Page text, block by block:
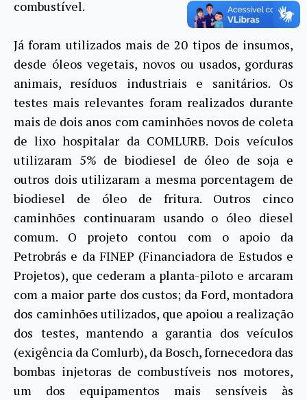
combustível.
Já foram utilizados mais de 20 tipos de insumos,
desde óleos vegetais, novos ou usados, gorduras
animais, resíduos industriais e sanitários. Os
testes mais relevantes foram realizados durante
mais de dois anos com caminhões novos de coleta
de lixo hospitalar da COMLURB. Dois veículos
utilizaram 5% de biodiesel de óleo de soja e
outros dois utilizaram a mesma porcentagem de
biodiesel de óleo de fritura. Outros cinco
caminhões continuaram usando o óleo diesel
comum. O projeto contou com o apoio da
Petrobrás e da FINEP (Financiadora de Estudos e
Projetos), que cederam a planta-piloto e arcaram
com a maior parte dos custos; da Ford, montadora
dos caminhões utilizados, que apoiou a realização
dos testes, mantendo a garantia dos veículos
(exigência da Comlurb), da Bosch, fornecedora das
bombas injetoras de combustíveis nos motores,
um dos equipamentos mais sensíveis às